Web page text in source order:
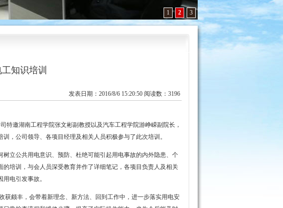
1 2 3
知识培训
发表日期：2016/8/6 15:20:50 阅读数：3196
邀湖南工程学院张文彬副教授以及汽车工程学院游峥嵘副院长，
，公司领导、各项目经理及相关人员积极参与了此次培训。
公共用电意识、预防、杜绝可能引起用电事故的内外隐患、个
培训，与会人员深受教育并作了详细笔记，各项目负责人及相关
电引发事故。
颇丰，会带着新理念、新方法、回到工作中，进一步落实用电安